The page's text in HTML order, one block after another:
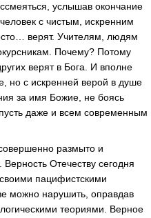
услышав окончание
с чистым, искренним
верят. Учителям, людям
Почему? Потому
верят в Бога. И вполне
но с искренней верой в душе
за имя Божие, не боясь
даже и всем современным
размыто и
Отечеству сегодня
пацифистскими
можно нарушить, оправдав
теориями. Верное